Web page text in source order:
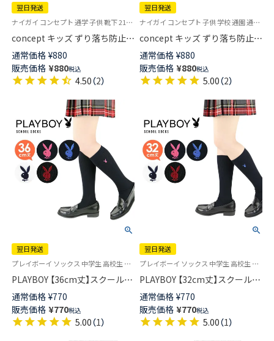
翌日発送
ナイガイ コンセプト 通学 子供 靴下 21S-16
concept キッズ ずり落ち防止
スクールソックス クルー丈 足
首パール編み かかと大きめ 直
角ヒール【365日最短翌日発送】
04405090
通常価格 ¥880
販売価格 ¥880税込
4.50（2）
翌日発送
ナイガイ コンセプト 子供 学校 通園 通学 制服
concept キッズ ずり落ち防止
スクールソックス 三つ折 【365
日最短翌日発送】04402034
通常価格 ¥880
販売価格 ¥880税込
5.00（2）
翌日発送
プレイボーイ ソックス 中学生 高校生 学校 制服 靴下
PLAYBOY 【36cm丈】スクールソ
ックス ワンポイント 片面刺繍
入り リブ レディース 【365日最
短翌日発送】03737754
通常価格 ¥770
販売価格 ¥770税込
5.00（1）
翌日発送
プレイボーイ ソックス 中学生 高校生 学校 制服 靴下 旧03737353
PLAYBOY 【32cm丈】スクールソ
ックス ワンポイント 片面刺繍
入り リブ レディース 【365日最
短翌日発送】03737753
通常価格 ¥770
販売価格 ¥770税込
5.00（1）